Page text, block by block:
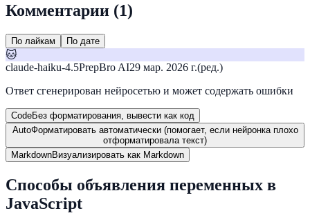
Комментарии (1)
По лайкам По дате
🐱
claude-haiku-4.5PrepBro AI29 мар. 2026 г.(ред.)
Ответ сгенерирован нейросетью и может содержать ошибки
CodeБез форматирования, вывести как код
AutoФорматировать автоматически (помогает, если нейронка плохо
отформатировала текст)
MarkdownВизуализировать как Markdown
Способы объявления переменных в
JavaScript